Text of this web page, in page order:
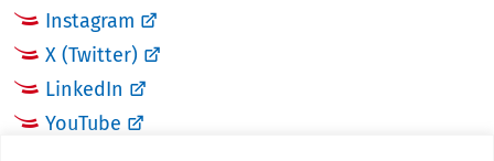
Instagram
X (Twitter)
LinkedIn
YouTube